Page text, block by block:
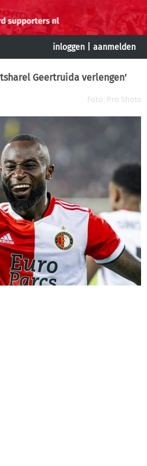
inloggen aanmelden
Geertruida verlengen'
Foto: Pro Shots